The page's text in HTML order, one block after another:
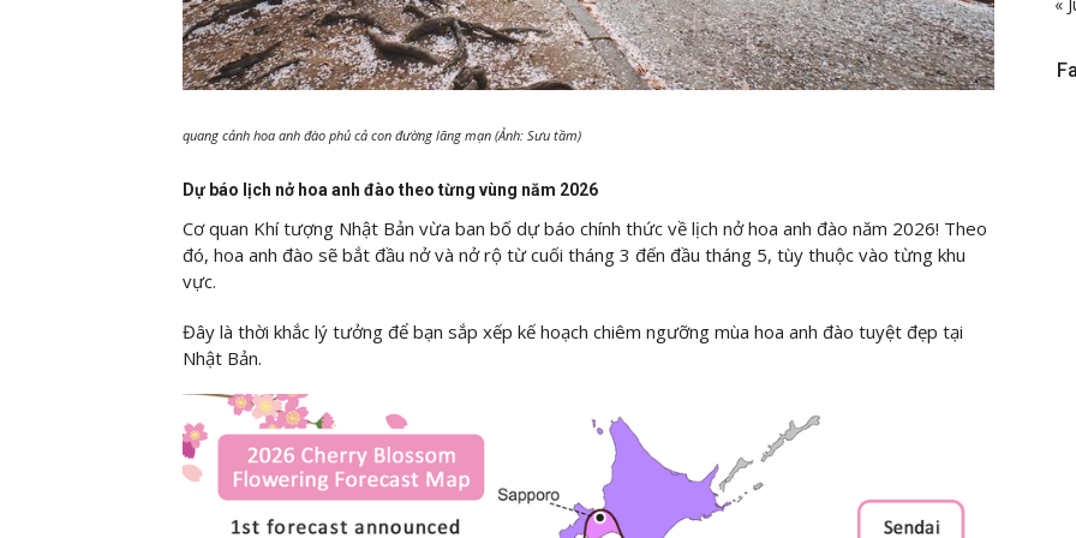
quang cảnh hoa anh đào phủ cả con đường lãng mạn (Ảnh: Sưu tầm)
Dự báo lịch nở hoa anh đào theo từng vùng năm 2026
Cơ quan Khí tượng Nhật Bản vừa ban bố dự báo chính thức về lịch nở hoa anh đào năm 2026! Theo
đó, hoa anh đào sẽ bắt đầu nở và nở rộ từ cuối tháng 3 đến đầu tháng 5, tùy thuộc vào từng khu
vực.
Đây là thời khắc lý tưởng để bạn sắp xếp kế hoạch chiêm ngưỡng mùa hoa anh đào tuyệt đẹp tại
Nhật Bản.